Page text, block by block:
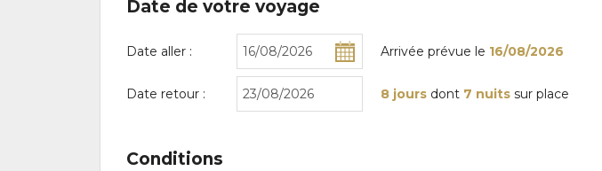
Date de votre voyage
Date aller : Arrivée prévue le 16/08/2026
Date retour : 8 jours dont 7 nuits sur place
Conditions